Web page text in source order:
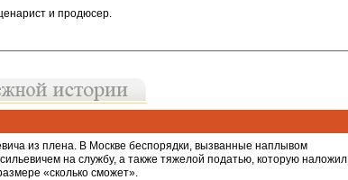
и продюсер.
из плена. В Москве бес­порядки, вызванные наплывом
на службу, а также тяжелой пода­тью, которую наложил
«сколь­ко сможет».